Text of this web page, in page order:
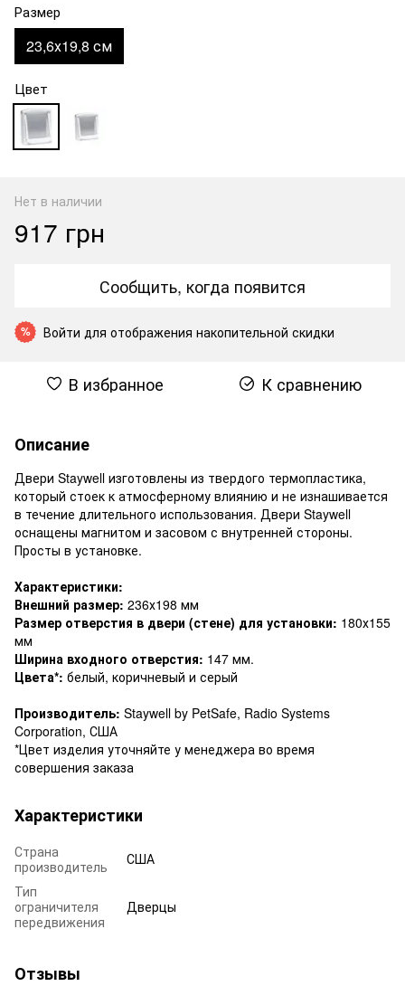
Размер
23,6х19,8 см
Цвет
Нет в наличии
917 грн
Сообщить, когда появится
% Войти для отображения накопительной скидки
В избранное К сравнению
Описание
Двери Staywell изготовлены из твердого термопластика,
который стоек к атмосферному влиянию и не изнашивается
в течение длительного использования. Двери Staywell
оснащены магнитом и засовом с внутренней стороны.
Просты в установке.
Характеристики:
Внешний размер: 236х198 мм
Размер отверстия в двери (стене) для установки: 180х155
мм
Ширина входного отверстия: 147 мм.
Цвета*: белый, коричневый и серый
Производитель: Staywell by PetSafe, Radio Systems
Corporation, США
*Цвет изделия уточняйте у менеджера во время
совершения заказа
Характеристики
Страна
производитель
США
Тип
ограничителя
передвижения
Дверцы
Отзывы